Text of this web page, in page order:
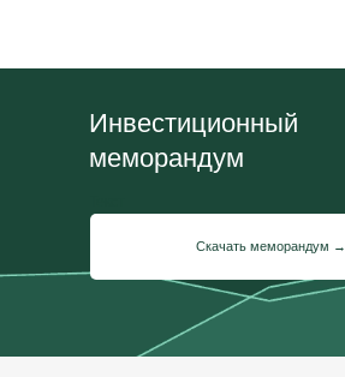
Инвестиционный
меморандум
Скачать меморандум →